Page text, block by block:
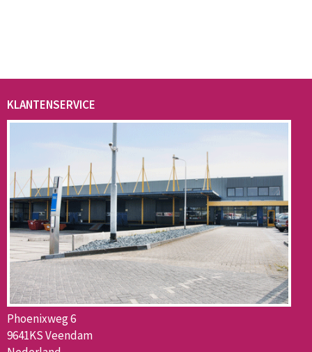
KLANTENSERVICE
Phoenixweg 6
9641KS Veendam